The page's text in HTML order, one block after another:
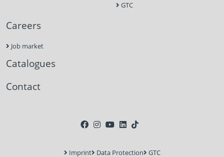
GTC
Careers
Job market
Catalogues
Contact
Imprint Data Protection GTC